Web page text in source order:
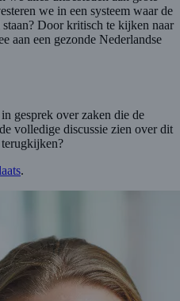
we in een systeem waar de
Door kritisch te kijken naar
aan een gezonde Nederlandse
gesprek over zaken die de
volledige discussie zien over dit
.